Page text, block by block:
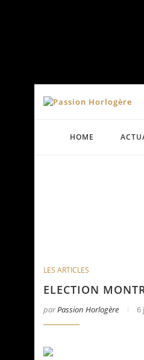
HOME
LES ARTICLES
ELECTION
parPassion Horlogère 6